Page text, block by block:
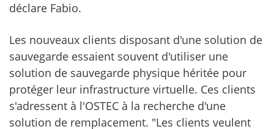
déclare Fabio.
Les nouveaux clients disposant d'une solution de
sauvegarde essaient souvent d'utiliser une
solution de sauvegarde physique héritée pour
protéger leur infrastructure virtuelle. Ces clients
s'adressent à l'OSTEC à la recherche d'une
solution de remplacement. "Les clients veulent